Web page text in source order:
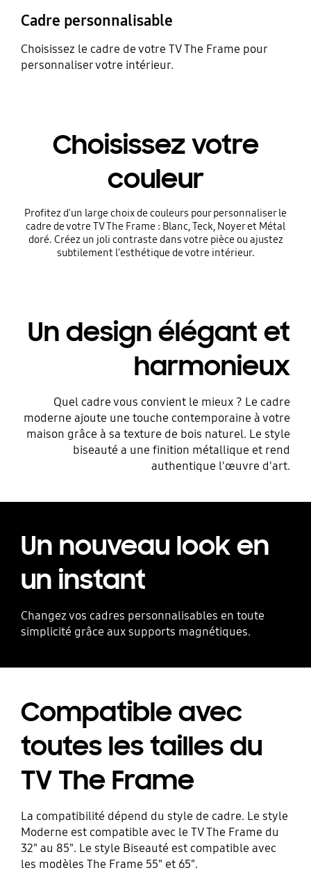
Cadre personnalisable
Choisissez le cadre de votre TV The Frame pour
personnaliser votre intérieur.
Choisissez votre
couleur
Profitez d'un large choix de couleurs pour personnaliser le
cadre de votre TV The Frame : Blanc, Teck, Noyer et Métal
doré. Créez un joli contraste dans votre pièce ou ajustez
subtilement l'esthétique de votre intérieur.
Un design élégant et
harmonieux
Quel cadre vous convient le mieux ? Le cadre
moderne ajoute une touche contemporaine à votre
maison grâce à sa texture de bois naturel. Le style
biseauté a une finition métallique et rend
authentique l'œuvre d'art.
Un nouveau look en
un instant
Changez vos cadres personnalisables en toute
simplicité grâce aux supports magnétiques.
Compatible avec
toutes les tailles du
TV The Frame
La compatibilité dépend du style de cadre. Le style
Moderne est compatible avec le TV The Frame du
32" au 85". Le style Biseauté est compatible avec
les modèles The Frame 55" et 65".